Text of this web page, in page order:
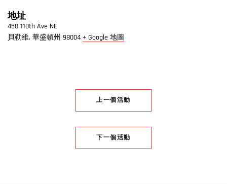
地址
450 110th Ave NE
貝勒維, 華盛頓州 98004 + Google 地圖
上一個活動
下一個活動